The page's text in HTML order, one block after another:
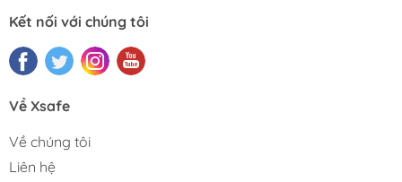
Kết nối với chúng tôi
Về Xsafe
Về chúng tôi
Liên hệ